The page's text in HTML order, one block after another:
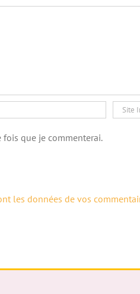
que je commenterai.
les données de vos